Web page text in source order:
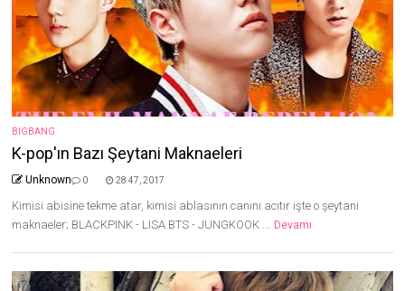
BIGBANG
K-pop'ın Bazı Şeytani Maknaeleri
Unknown 0 28 47, 2017
Kimisi abisine tekme atar, kimisi ablasının canını acıtır işte o şeytani
maknaeler; BLACKPINK - LISA BTS - JUNGKOOK ... Devamı